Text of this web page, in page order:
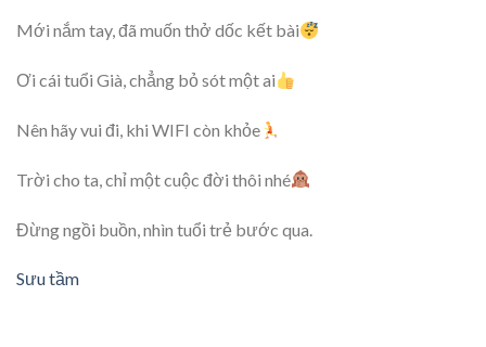
Mới nắm tay, đã muốn thở dốc kết bài
Ơi cái tuổi Già, chẳng bỏ sót một ai
Nên hãy vui đi, khi WIFI còn khỏe
Trời cho ta, chỉ một cuộc đời thôi nhé
Đừng ngồi buồn, nhìn tuổi trẻ bước qua.
Sưu tầm